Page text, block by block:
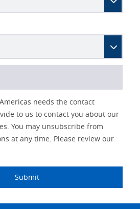
needs the contact
to us to contact you about our
You may unsubscribe from
at any time. Please review our
Submit